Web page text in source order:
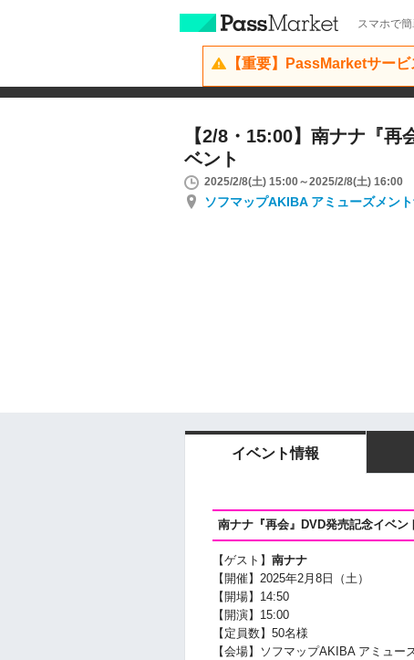
スマホで
【重要】PassMarketサー
【2/8・15:00】南ナナ『再
ベント
2025/2/8(土) 15:00～2025/2/8(土) 16:00
ソフマップAKIBA アミューズメン
イベント情報
南ナナ『再会』DVD発売記念イベン
【ゲスト】 南ナナ
【開催】2025年2月8日（土）
【開場】14:50
【開演】15:00
【定員数】50名様
【会場】ソフマップAKIBA アミュー